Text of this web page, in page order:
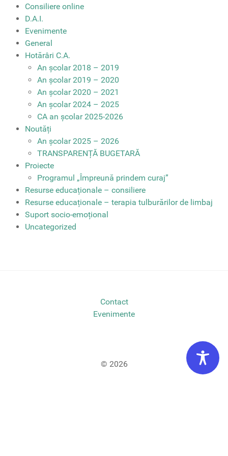
Consiliere online
D.A.I.
Evenimente
General
Hotărâri C.A.
An școlar 2018 – 2019
An școlar 2019 – 2020
An școlar 2020 – 2021
An școlar 2024 – 2025
CA an școlar 2025-2026
Noutăți
An școlar 2025 – 2026
TRANSPARENȚĂ BUGETARĂ
Proiecte
Programul „Împreună prindem curaj”
Resurse educaționale – consiliere
Resurse educaționale – terapia tulburărilor de limbaj
Suport socio-emoțional
Uncategorized
Contact
Evenimente
© 2026